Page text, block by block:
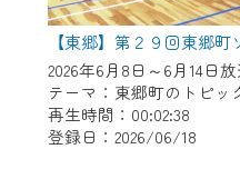
【東郷】第２９回東郷
2026年6月8日～6月14日
テーマ：東郷町のトピッ
再生時間：00:02:38
登録日：2026/06/18
※マイページへのロ
要となります。
※MyIDとは、CCNet
各種サービスをご利